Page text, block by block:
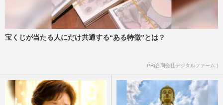
宝くじが当たる人にだけ共通する“ある特徴”とは？
PR(合同会社デジタルファーム )